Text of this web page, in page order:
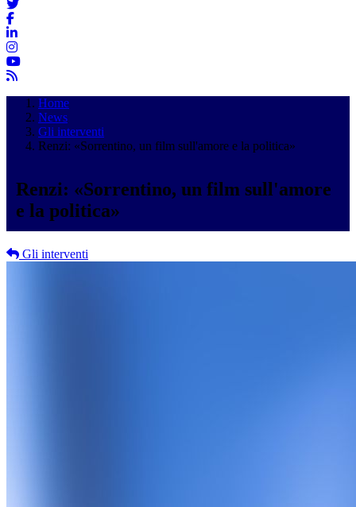
Home
News
Gli interventi
Renzi: «Sorrentino, un film sull'amore e la politica»
Renzi: «Sorrentino, un film sull'amore
e la politica»
Gli interventi